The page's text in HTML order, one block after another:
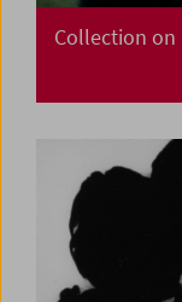
Collection on